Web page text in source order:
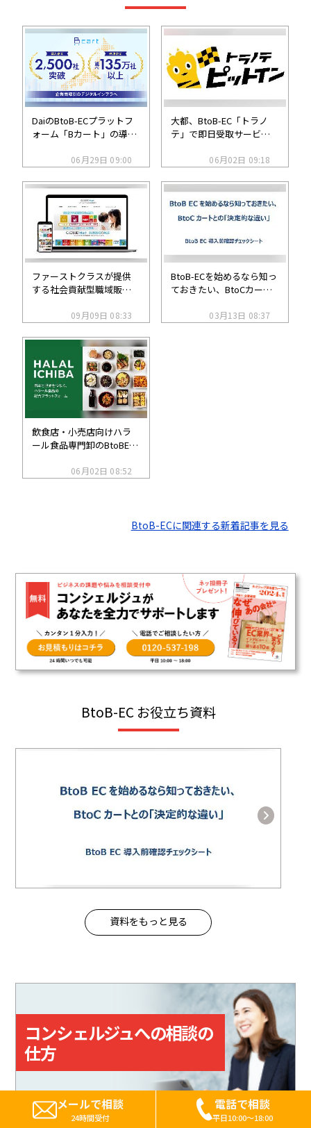
DaiのBtoB-ECプラットフ
ォーム「Bカート」の導入
手企業は延べ135万社超へ
06月29日 09:00
大都、BtoB-EC「トラノ
テ」で即日受取サービス
ス「トラノテ ピットイ
06月02日 09:18
ファーストクラスが提供
する社会貢献型職域販売
ト」を高千穂交易が導
09月09日 08:33
BtoB-ECを始めるなら知っ
ておきたい、BtoCカート
03月13日 08:37
飲食店・小売店向けハラ
ール食品専門卸のBtoBEC
06月02日 08:52
BtoB-ECに関連する新着記事を見る
BtoB-EC お役立ち資料
資料をもっと見る
コンシェルジュへの相談の
仕方
メールで相談
24時間受付
電話で相談
平日10:00～18:00